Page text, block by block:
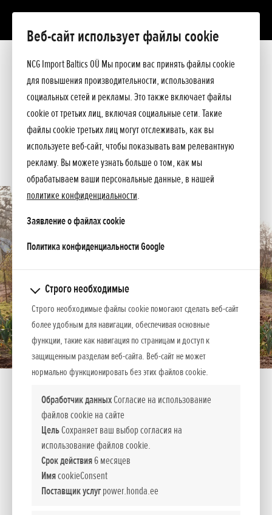
Веб-сайт использует файлы cookie
NCG Import Baltics OÜ Мы просим вас принять файлы cookie
для повышения производительности, использования
социальных сетей и рекламы. Это также включает файлы
cookie от третьих лиц, включая социальные сети. Такие
файлы cookie третьих лиц могут отслеживать, как вы
используете веб-сайт, чтобы показывать вам релевантную
рекламу. Вы можете узнать больше о том, как мы
обрабатываем ваши персональные данные, в нашей
политике конфиденциальности.
Заявление о файлах cookie
Политика конфиденциальности Googleopens in a new tab
Строго необходимые
Строго необходимые файлы cookie помогают сделать веб-сайт
более удобным для навигации, обеспечивая основные
функции, такие как навигация по страницам и доступ к
защищенным разделам веб-сайта. Веб-сайт не может
нормально функционировать без этих файлов cookie.
Обработчик данныхСогласие на использование
файлов cookie на сайте
ЦельСохраняет ваш выбор согласия на
использование файлов cookie.
Срок действия6 месяцев
ИмяcookieConsent
Поставщик услугpower.honda.ee
Презентация
Прейскурант
Помощь при покупке
Спросите подробнее
ПРЕДЛОЖЕНИЕ
СЕРВИС
КОНТАКТЫ
FG 201
Микро-сельхозтехника